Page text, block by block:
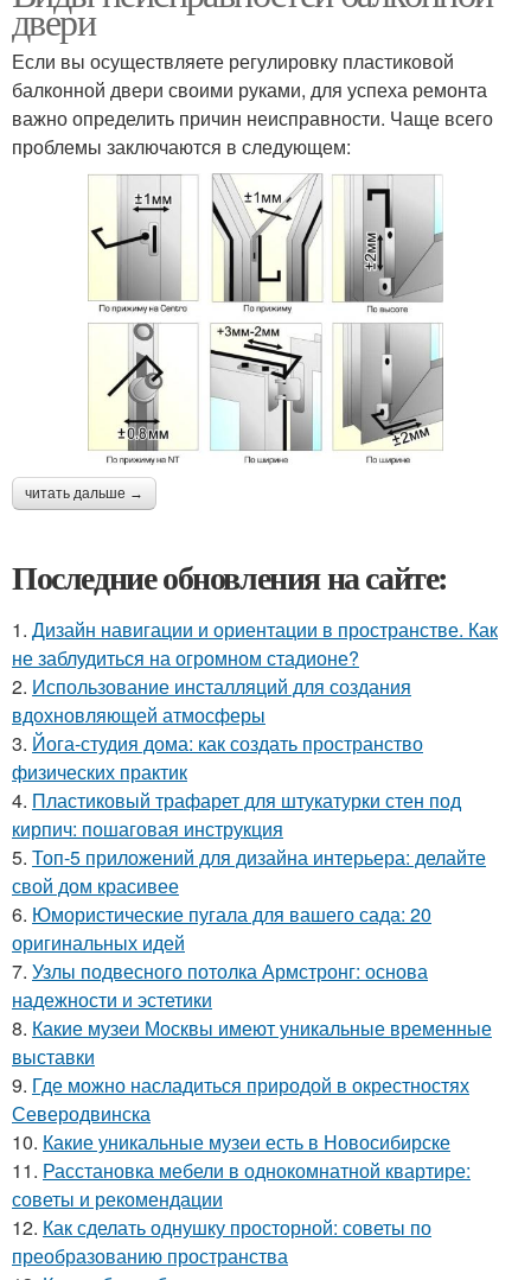
двери
Если вы осуществляете регулировку пластиковой
балконной двери своими руками, для успеха ремонта
важно определить причин неисправности. Чаще всего
проблемы заключаются в следующем:
читать дальше →
Последние обновления на сайте:
1. Дизайн навигации и ориентации в пространстве. Как
не заблудиться на огромном стадионе?
2. Использование инсталляций для создания
вдохновляющей атмосферы
3. Йога-студия дома: как создать пространство
физических практик
4. Пластиковый трафарет для штукатурки стен под
кирпич: пошаговая инструкция
5. Топ-5 приложений для дизайна интерьера: делайте
свой дом красивее
6. Юмористические пугала для вашего сада: 20
оригинальных идей
7. Узлы подвесного потолка Армстронг: основа
надежности и эстетики
8. Какие музеи Москвы имеют уникальные временные
выставки
9. Где можно насладиться природой в окрестностях
Северодвинска
10. Какие уникальные музеи есть в Новосибирске
11. Расстановка мебели в однокомнатной квартире:
советы и рекомендации
12. Как сделать однушку просторной: советы по
преобразованию пространства